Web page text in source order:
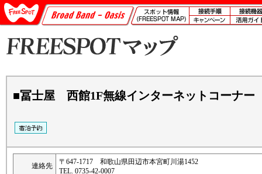
■冨士屋 西館1F無線インターネットコーナー
連絡先
〒647-1717 和歌山県田辺市本宮町川湯1452
TEL. 0735-42-0007